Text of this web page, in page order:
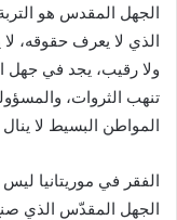
الجهل المقدس هو
الذي لا يعرف حقوقه،
ولا رقيب، يجد في جهل
تنهب الثروات،
المواطن البسيط لا
الفقر في موريتانيا
الجهل المقدّس الذي